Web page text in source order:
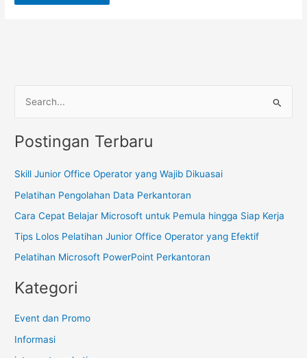
r
u
n
t
u
k
Postingan Terbaru
Skill Junior Office Operator yang Wajib Dikuasai
Pelatihan Pengolahan Data Perkantoran
Cara Cepat Belajar Microsoft untuk Pemula hingga Siap Kerja
Tips Lolos Pelatihan Junior Office Operator yang Efektif
Pelatihan Microsoft PowerPoint Perkantoran
Kategori
Event dan Promo
Informasi